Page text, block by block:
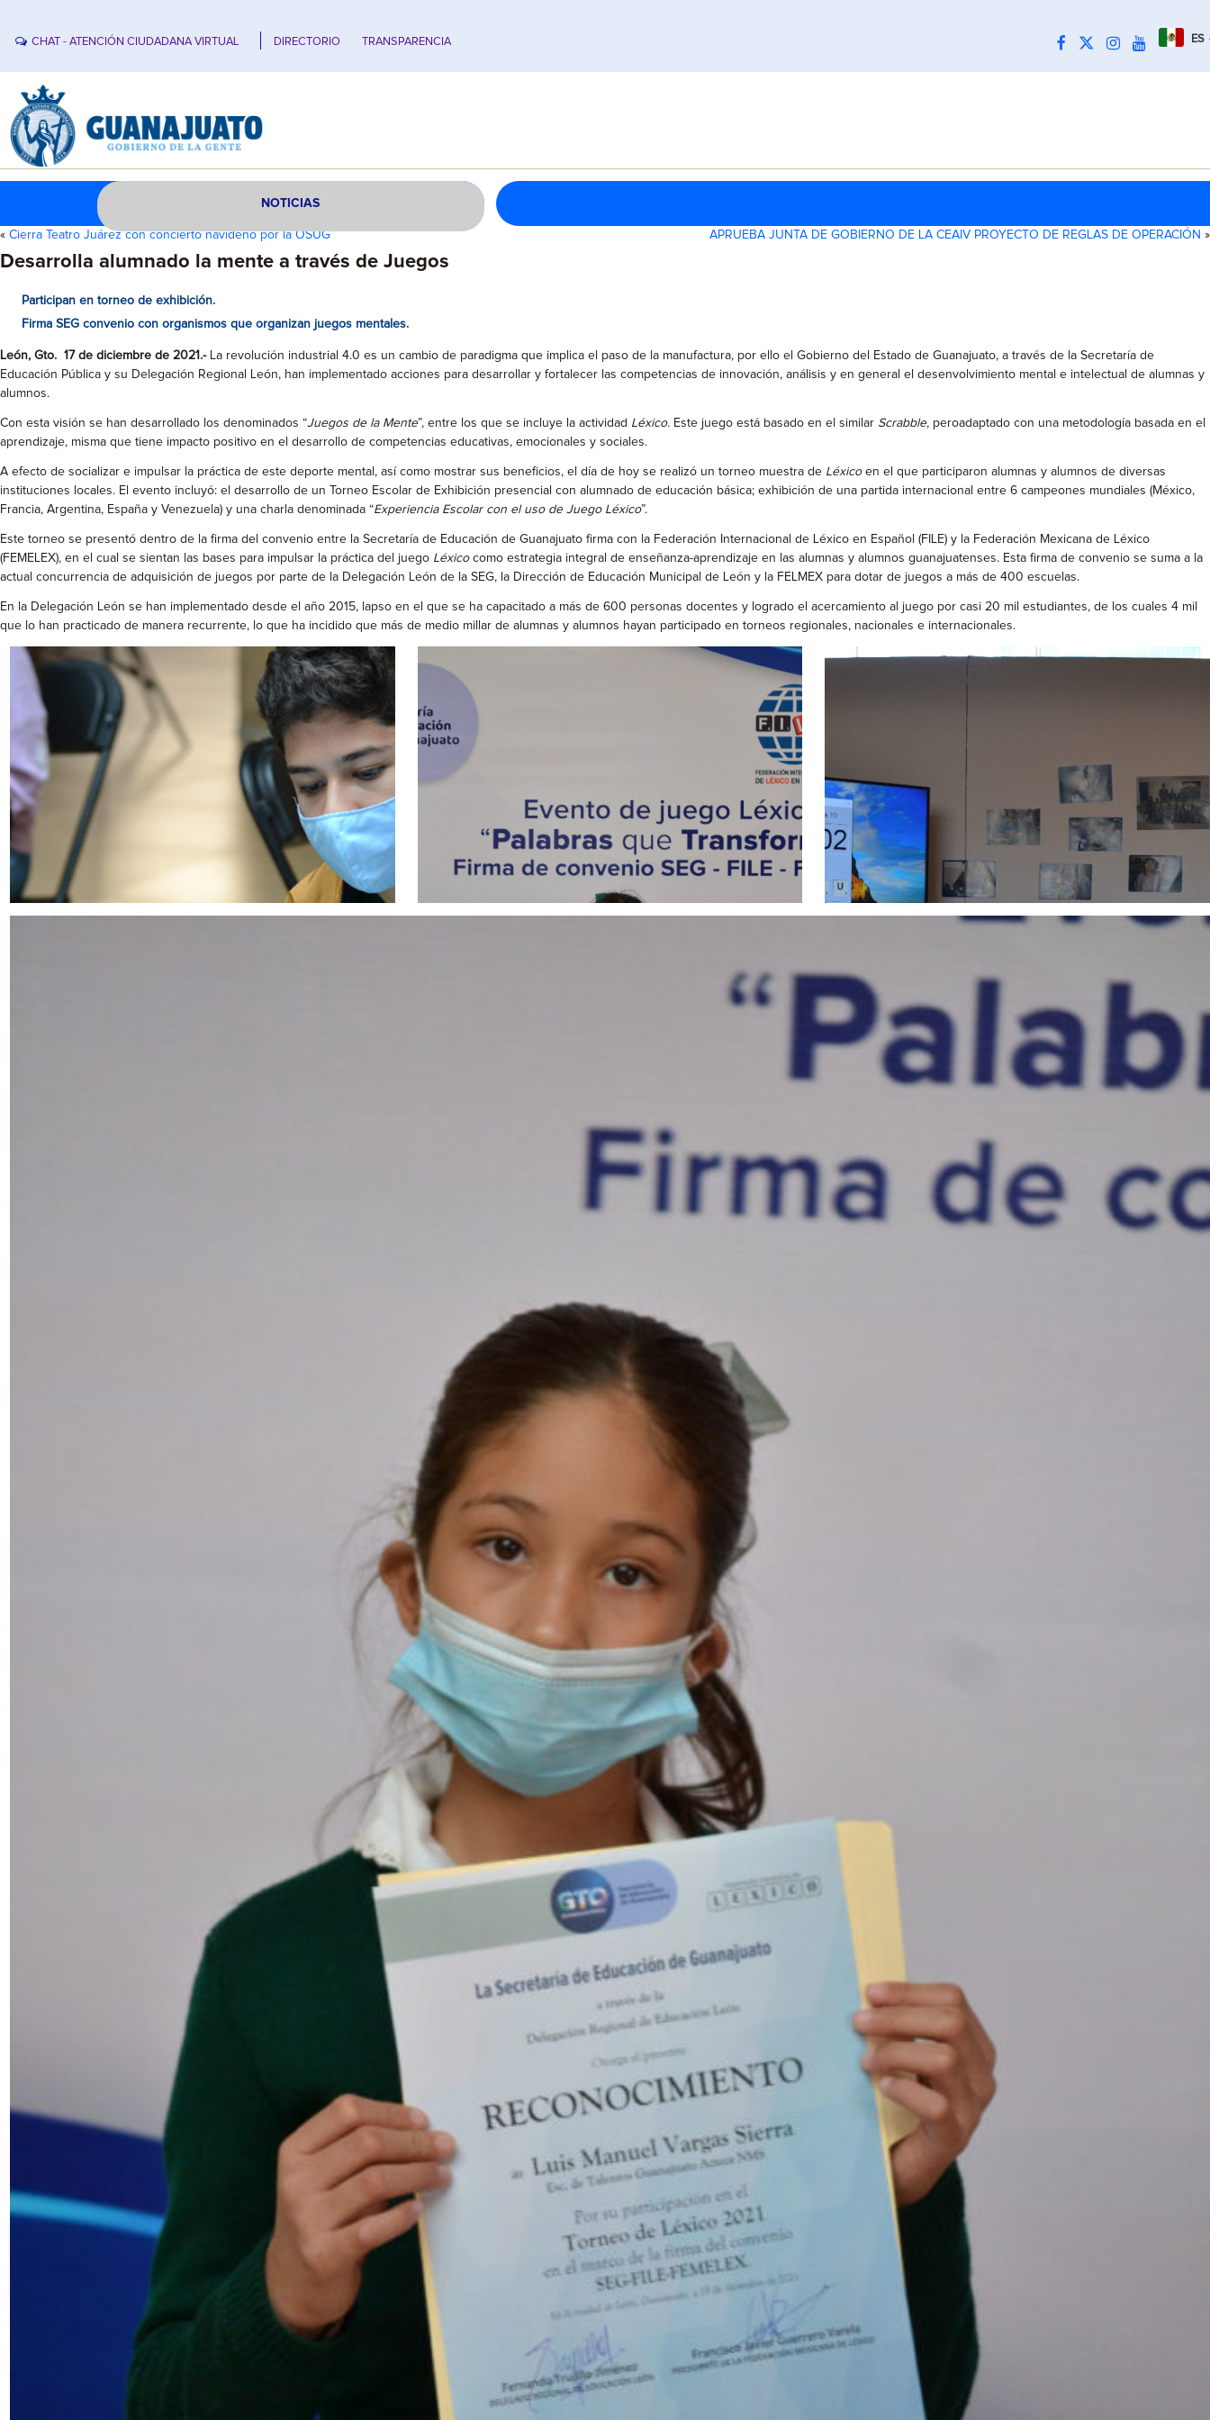
CHAT - ATENCIÓN CIUDADANA VIRTUAL DIRECTORIO TRANSPARENCIA ES
NOTICIAS
« Cierra Teatro Juárez con concierto navideño por la OSUG APRUEBA JUNTA DE GOBIERNO DE LA CEAIV PROYECTO DE REGLAS DE OPERACIÓN »
Desarrolla alumnado la mente a través de Juegos
Participan en torneo de exhibición.
Firma SEG convenio con organismos que organizan juegos mentales.
León, Gto. 17 de diciembre de 2021.- La revolución industrial 4.0 es un cambio de paradigma que implica el paso de la manufactura, por ello el Gobierno del Estado de Guanajuato, a través de la Secretaría de
Educación Pública y su Delegación Regional León, han implementado acciones para desarrollar y fortalecer las competencias de innovación, análisis y en general el desenvolvimiento mental e intelectual de alumnas y
alumnos.
Con esta visión se han desarrollado los denominados “Juegos de la Mente”, entre los que se incluye la actividad Léxico. Este juego está basado en el similar Scrabble, peroadaptado con una metodología basada en el
aprendizaje, misma que tiene impacto positivo en el desarrollo de competencias educativas, emocionales y sociales.
A efecto de socializar e impulsar la práctica de este deporte mental, así como mostrar sus beneficios, el día de hoy se realizó un torneo muestra de Léxicoen el que participaron alumnas y alumnos de diversas
instituciones locales. El evento incluyó: el desarrollo de un Torneo Escolar de Exhibición presencial con alumnado de educación básica; exhibición de una partida internacional entre 6 campeones mundiales (México,
Francia, Argentina, España y Venezuela) y una charla denominada “Experiencia Escolar con el uso de Juego Léxico”.
Este torneo se presentó dentro de la firma del convenio entre la Secretaría de Educación de Guanajuato firma con la Federación Internacional de Léxico en Español (FILE) y la Federación Mexicana de Léxico
(FEMELEX), en el cual se sientan las bases para impulsar la práctica del juego Léxicocomo estrategia integral de enseñanza-aprendizaje en las alumnas y alumnos guanajuatenses. Esta firma de convenio se suma a la
actual concurrencia de adquisición de juegos por parte de la Delegación León de la SEG, la Dirección de Educación Municipal de León y la FELMEX para dotar de juegos a más de 400 escuelas.
En la Delegación León se han implementado desde el año 2015, lapso en el que se ha capacitado a más de 600 personas docentes y logrado el acercamiento al juego por casi 20 mil estudiantes, de los cuales 4 mil
que lo han practicado de manera recurrente, lo que ha incidido que más de medio millar de alumnas y alumnos hayan participado en torneos regionales, nacionales e internacionales.